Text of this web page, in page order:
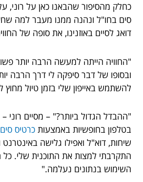
כחלק מהסיפור שהבאנו כאן על רוני,
סים בחו"ל ונהנה ממנו מעבר למה
דואג לסיים באוזנינו, את סופה של
"החוויה הייתה למעשה הרבה יותר
ובסופו של דבר סיפקה לי דרך הרבה
להשתמש באייפון שלי בזמן טיול מחוץ
"ההבדל הגדול ביותר?" – מסיים
בטלפון בחופשיות באמצעות כרטיס
שיחות, דוא"ל ואפילו גלישה
התקרבתי למצות את התוכנית שלי.
השימוש בנתונים נעלמה."